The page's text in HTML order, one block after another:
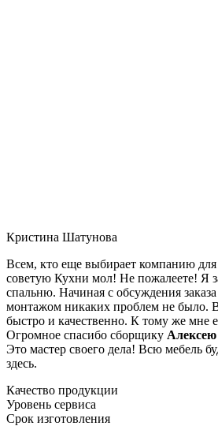
Кристина Шатунова
Всем, кто еще выбирает компанию для
советую Кухни мол! Не пожалеете! Я
спальню. Начиная с обсуждения
монтажом никаких проблем не было.
быстро и качественно. К тому же мне
Огромное спасибо сборщику Алексею
Это мастер своего дела! Всю мебель
здесь.
Качество продукции
Уровень сервиса
Срок изготовления